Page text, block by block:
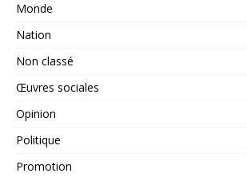
Monde
Nation
Non classé
Œuvres sociales
Opinion
Politique
Promotion